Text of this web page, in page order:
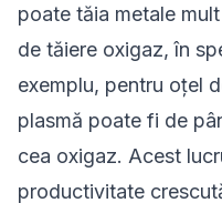
poate tăia metale
de tăiere oxigaz, în
exemplu, pentru oțel
plasmă poate fi de
cea oxigaz. Acest
productivitate